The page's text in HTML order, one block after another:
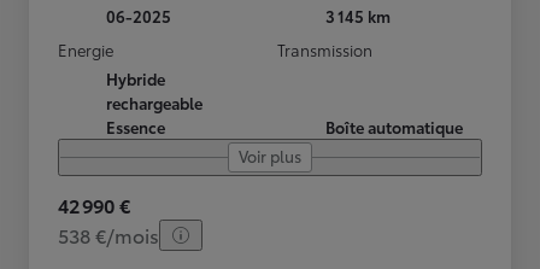
06-2025
3 145 km
Energie
Hybride
rechargeable
Essence
Transmission
Boîte automatique
Voir plus
42 990 €
538 €/mois